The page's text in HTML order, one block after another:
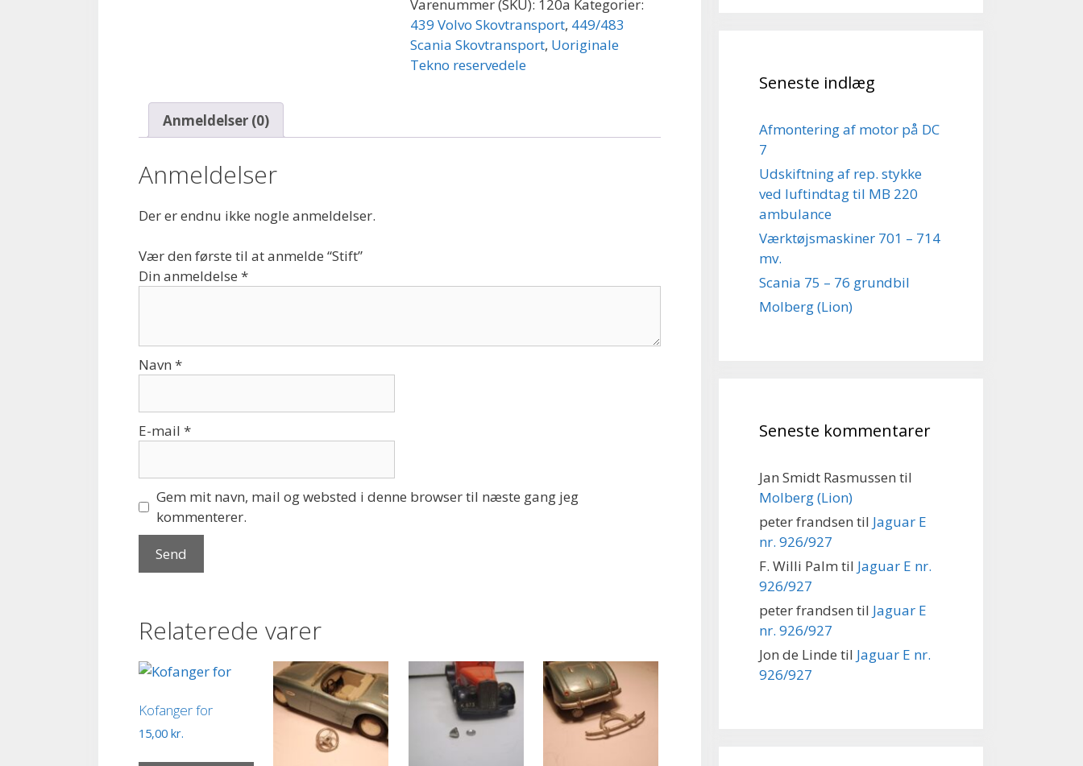
Varenummer (SKU): 120a Kategorier:
439 Volvo Skovtransport, 449/483
Scania Skovtransport, Uoriginale
Tekno reservedele
Anmeldelser (0)
Anmeldelser
Der er endnu ikke nogle anmeldelser.
Vær den første til at anmelde “Stift”
Din anmeldelse *
Navn *
E-mail *
Gem mit navn, mail og websted i denne browser til næste gang jeg
kommenterer.
Relaterede varer
Kofanger for
15,00 kr.
Seneste indlæg
Afmontering af motor på DC
7
Udskiftning af rep. stykke
ved luftindtag til MB 220
ambulance
Værktøjsmaskiner 701 – 714
mv.
Scania 75 – 76 grundbil
Molberg (Lion)
Seneste kommentarer
Jan Smidt Rasmussen til
Molberg (Lion)
peter frandsen til Jaguar E
nr. 926/927
F. Willi Palm til Jaguar E nr.
926/927
peter frandsen til Jaguar E
nr. 926/927
Jon de Linde til Jaguar E nr.
926/927